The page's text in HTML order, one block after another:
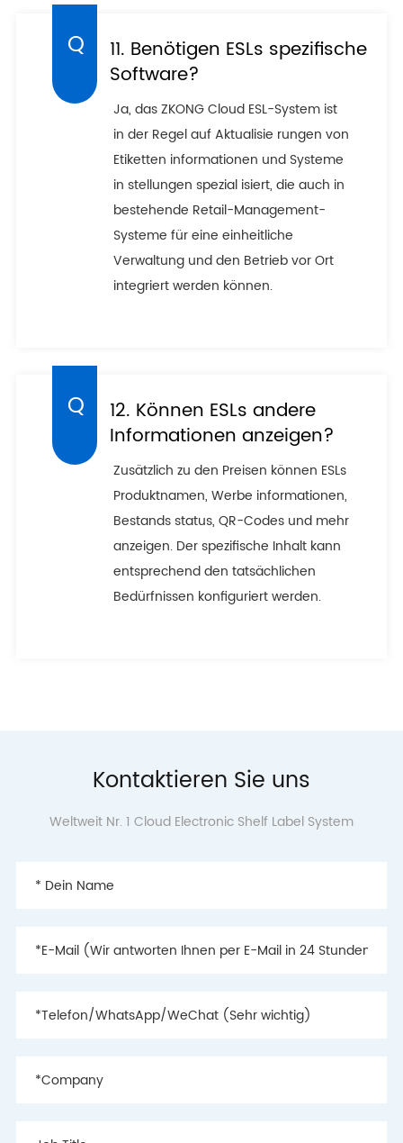
11. Benötigen ESLs spezifische
Software?
Ja, das ZKONG Cloud ESL-System ist
in der Regel auf Aktualisie rungen von
Etiketten informationen und Systeme
in stellungen spezial isiert, die auch in
bestehende Retail-Management-
Systeme für eine einheitliche
Verwaltung und den Betrieb vor Ort
integriert werden können.
12. Können ESLs andere
Informationen anzeigen?
Zusätzlich zu den Preisen können ESLs
Produktnamen, Werbe informationen,
Bestands status, QR-Codes und mehr
anzeigen. Der spezifische Inhalt kann
entsprechend den tatsächlichen
Bedürfnissen konfiguriert werden.
Kontaktieren Sie uns
Weltweit Nr. 1 Cloud Electronic Shelf Label System